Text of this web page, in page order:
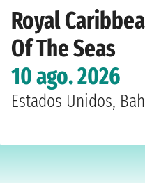
Royal
Of The Seas
10 ago. 2026
Estados Unidos,